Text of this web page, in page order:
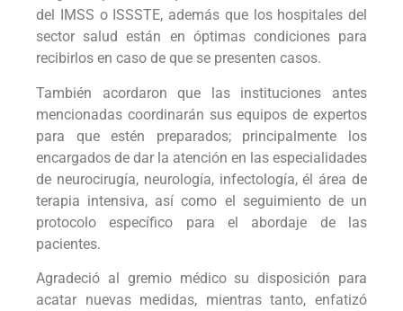
del IMSS o ISSSTE, además que los hospitales del
sector salud están en óptimas condiciones para
recibirlos en caso de que se presenten casos.
También acordaron que las instituciones antes
mencionadas coordinarán sus equipos de expertos
para que estén preparados; principalmente los
encargados de dar la atención en las especialidades
de neurocirugía, neurología, infectología, él área de
terapia intensiva, así como el seguimiento de un
protocolo específico para el abordaje de las
pacientes.
Agradeció al gremio médico su disposición para
acatar nuevas medidas, mientras tanto, enfatizó